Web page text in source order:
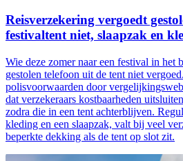
Reisverzekering vergoedt
festivaltent niet, slaapzak en
Wie deze zomer naar een festival in het
gestolen telefoon uit de tent niet
polisvoorwaarden door
dat verzekeraars kostbaarheden
zodra die in een tent achterblijven.
kleding en een slaapzak, valt bij veel
beperkte dekking als de tent op slot zit.